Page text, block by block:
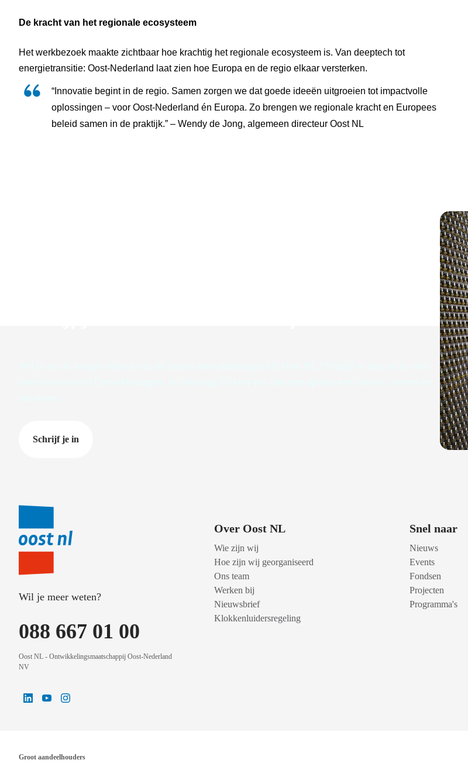
De kracht van het regionale ecosysteem
Het werkbezoek maakte zichtbaar hoe krachtig het regionale ecosysteem is. Van deeptech tot
energietransitie: Oost-Nederland laat zien hoe Europa en de regio elkaar versterken.
“Innovatie begint in de regio. Samen zorgen we dat goede ideeën uitgroeien tot impactvolle
oplossingen – voor Oost-Nederland én Europa. Zo brengen we regionale kracht en Europees
beleid samen in de praktijk.” – Wendy de Jong, algemeen directeur Oost NL
Schrijf je in
Wil je meer weten?
088 667 01 00
Oost NL - Ontwikkelingsmaatschappij Oost-Nederland
NV
Over Oost NL
Wie zijn wij
Hoe zijn wij georganiseerd
Ons team
Werken bij
Nieuwsbrief
Klokkenluidersregeling
Snel naar
Nieuws
Events
Fondsen
Projecten
Programma's
Groot aandeelhouders